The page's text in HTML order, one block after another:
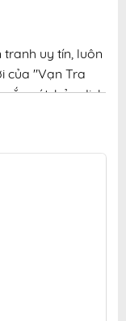
uy tín, luôn
của "Vạn Tra
sắc nét, bản dịch
trải nghiệm
miễn phí cho